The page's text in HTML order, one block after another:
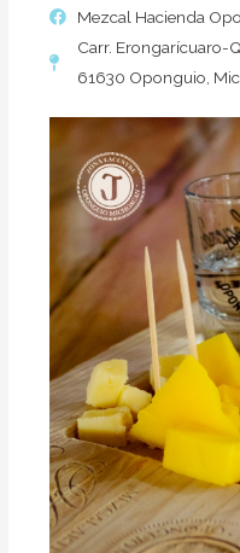
Mezcal Hacienda
Carr. Erongarícuaro-
61630 Oponguio,